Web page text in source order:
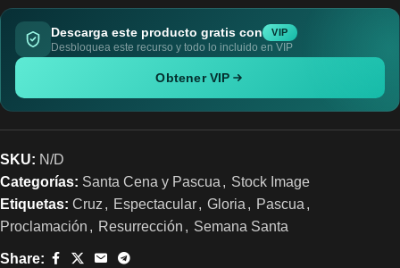
Descarga este producto gratis con VIP
Desbloquea este recurso y todo lo incluido en VIP
Obtener VIP
SKU: N/D
Categorías: Santa Cena y Pascua , Stock Image
Etiquetas: Cruz , Espectacular, Gloria , Pascua ,
Proclamación , Resurrección , Semana Santa
Share: